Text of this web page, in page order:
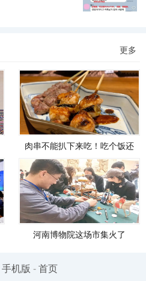
更多
肉串不能扒下来吃！吃个饭还
被立规矩，日本“烧鸟仙人”爹味
溢出
河南博物院这场市集火了
手机版 - 首页